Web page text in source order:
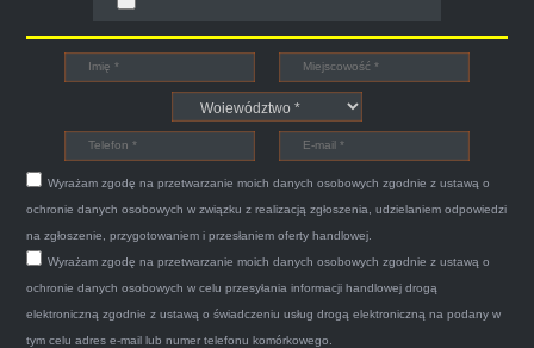
Witam,ja jestem bardzo zadowolona z usługi S-
Car.pl sprzedałam swoją wysłużoną corsinę
tego samego dnia miły grzeczny pan przyjechał
po trzech godzinach autolawetą sprawnie
zapakował auto wypisał dokumenty i wypłacił
gotówkę.Zdecydowanie mogę polecić tą firmę
mnie do skorzystania z ich usług przekonało to
że są na FACEBOOKU i każdy tam może
Wyrażam zgodę na przetwarzanie moich danych osobowych zgodnie z ustawą o
ochronie danych osobowych w związku z realizacją zgłoszenia, udzielaniem odpowiedzi
na zgłoszenie, przygotowaniem i przesłaniem oferty handlowej.
Wyrażam zgodę na przetwarzanie moich danych osobowych zgodnie z ustawą o
ochronie danych osobowych w celu przesyłania informacji handlowej drogą
elektroniczną zgodnie z ustawą o świadczeniu usług drogą elektroniczną na podany w
tym celu adres e-mail lub numer telefonu komórkowego.